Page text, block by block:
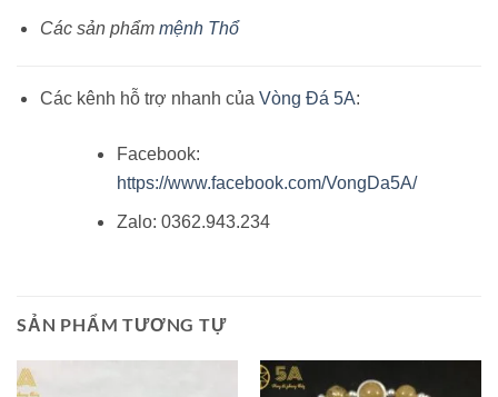
Các sản phẩm mệnh Thổ
Các kênh hỗ trợ nhanh của Vòng Đá 5A:
Facebook:
https://www.facebook.com/VongDa5A/
Zalo: 0362.943.234
SẢN PHẨM TƯƠNG TỰ